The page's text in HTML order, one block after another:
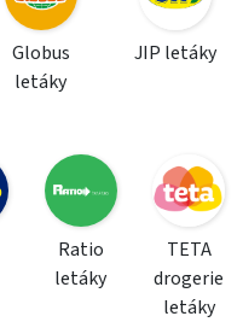
Globus
letáky
JIP letáky
Ratio
letáky
TETA
drogerie
letáky